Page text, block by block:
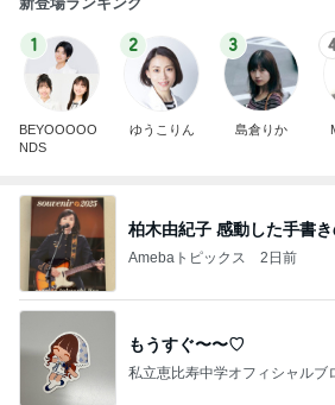
1
BEYOOOOO
NDS
2
ゆうこりん
3
島倉りか
柏木由紀子 感動した手書
Amebaトピックス 2日前
もうすぐ〜〜♡
私立恵比寿中学オフィシャルブ